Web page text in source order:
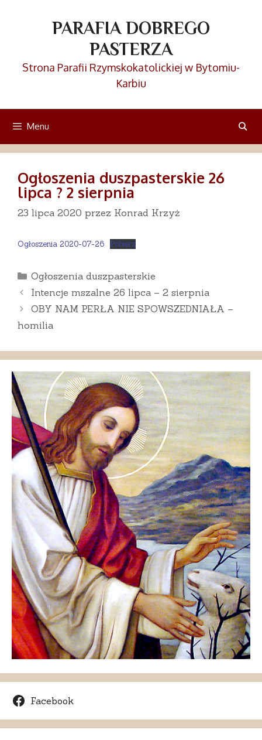
PARAFIA DOBREGO
PASTERZA
Strona Parafii Rzymskokatolickiej w Bytomiu-
Karbiu
Menu
Ogłoszenia duszpasterskie 26
lipca ? 2 sierpnia
23 lipca 2020 przez Konrad Krzyż
Ogłoszenia 2020-07-26 Pobierz
Kategorie
Ogłoszenia duszpasterskie
Intencje mszalne 26 lipca – 2 sierpnia
OBY NAM PERŁA NIE SPOWSZEDNIAŁA –
homilia
Facebook